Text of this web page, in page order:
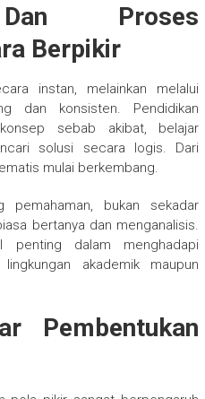
Proses
Berpikir
instan, melainkan melalui
dan konsisten. Pendidikan
sebab akibat, belajar
solusi secara logis. Dari
mulai berkembang.
pemahaman, bukan sekadar
bertanya dan menganalisis.
penting dalam menghadapi
akademik maupun
Pembentukan